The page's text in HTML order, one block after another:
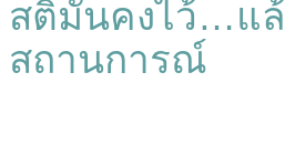
สติมั่นคงไว้…แ
สถานการณ์